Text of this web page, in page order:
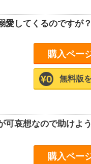
愛してくるのですが？
購入ペー
無料版
可哀想なので助けよ
購入ペー